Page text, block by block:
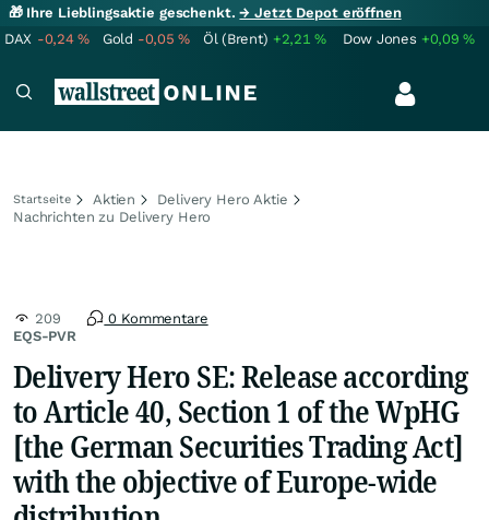
🎁 Ihre Lieblingsaktie geschenkt.→ Jetzt Depot eröffnen
DAX -0,24% Gold -0,05% Öl (Brent) +2,21% Dow Jones +0,09%
Startseite Aktien
Delivery Hero Aktie
Nachrichten zu Delivery Hero
EQS-PVR
209 0 Kommentare
Delivery Hero SE: Release according
to Article 40, Section 1 of the WpHG
[the German Securities Trading Act]
with the objective of Europe-wide